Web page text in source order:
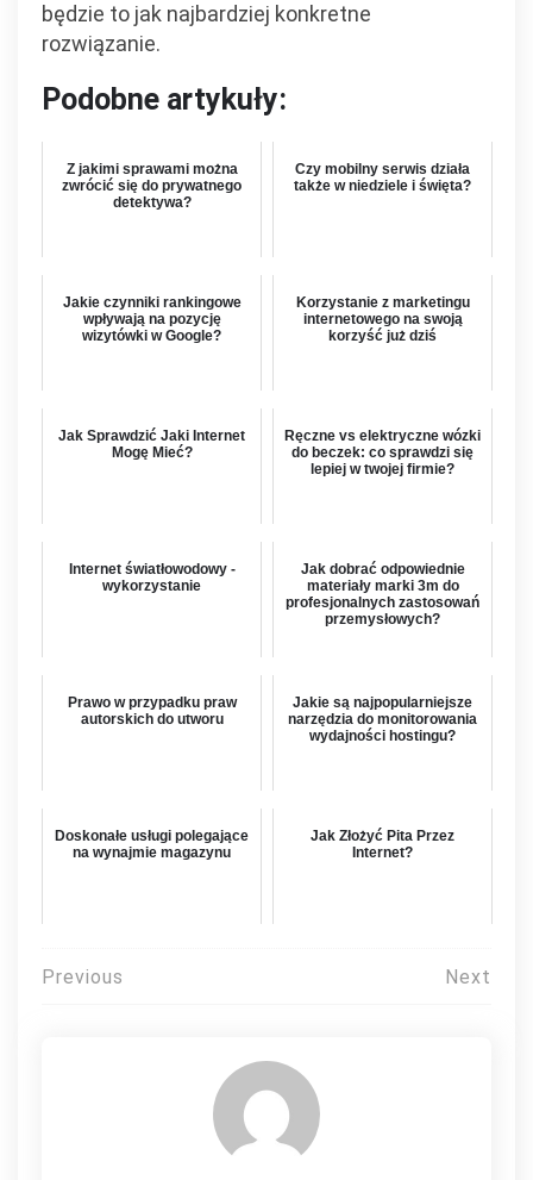
będzie to jak najbardziej konkretne
rozwiązanie.
Podobne artykuły:
Z jakimi sprawami można
zwrócić się do prywatnego
detektywa?
Czy mobilny serwis działa
także w niedziele i święta?
Jakie czynniki rankingowe
wpływają na pozycję
wizytówki w Google?
Korzystanie z marketingu
internetowego na swoją
korzyść już dziś
Jak Sprawdzić Jaki Internet
Mogę Mieć?
Ręczne vs elektryczne wózki
do beczek: co sprawdzi się
lepiej w twojej firmie?
Internet światłowodowy -
wykorzystanie
Jak dobrać odpowiednie
materiały marki 3m do
profesjonalnych zastosowań
przemysłowych?
Prawo w przypadku praw
autorskich do utworu
Jakie są najpopularniejsze
narzędzia do monitorowania
wydajności hostingu?
Doskonałe usługi polegające
na wynajmie magazynu
Jak Złożyć Pita Przez
Internet?
Nawigacja
Previous Next